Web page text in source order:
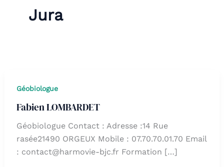
Jura
Géobiologue
Fabien LOMBARDET
Géobiologue Contact : Adresse :14 Rue
rasée21490 ORGEUX Mobile : 07.70.70.01.70 Email
: contact@harmovie-bjc.fr Formation […]